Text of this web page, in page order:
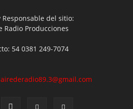
del sitio:
Radio Producciones
54 0381 249-7074
airederadio89.3@gmail.com